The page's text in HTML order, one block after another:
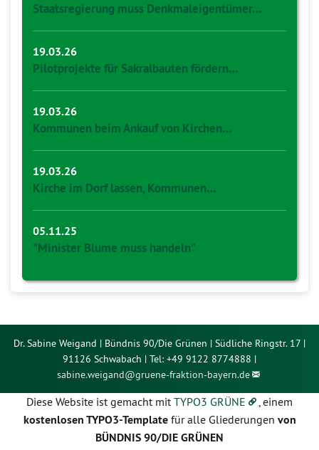
Staatsregierung muss Denkmaleigentümer…
19.03.26
Pilotprojekte für Sakralbauten fördern…
19.03.26
Kommunen beim Ankauf von Kirchen…
19.03.26
Kirche im Dorf lassen, Kommunen…
05.11.25
"Minister Blume muss handeln"
Dr. Sabine Weigand | Bündnis 90/Die Grünen | Südliche Ringstr. 17 |
91126 Schwabach | Tel: +49 9122 8774888 |
sabine.weigand@gruene-fraktion-bayern.de
Diese Website ist gemacht mitTYPO3 GRÜNE , einem
kostenlosen TYPO3-Templatefür alle Gliederungen von
BÜNDNIS 90/DIE GRÜNEN